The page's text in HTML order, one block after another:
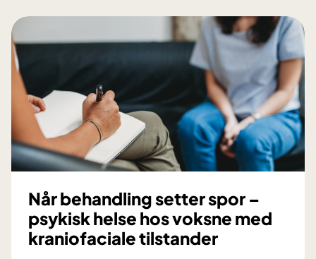
Når behandling setter spor –
psykisk helse hos voksne med
kraniofaciale tilstander